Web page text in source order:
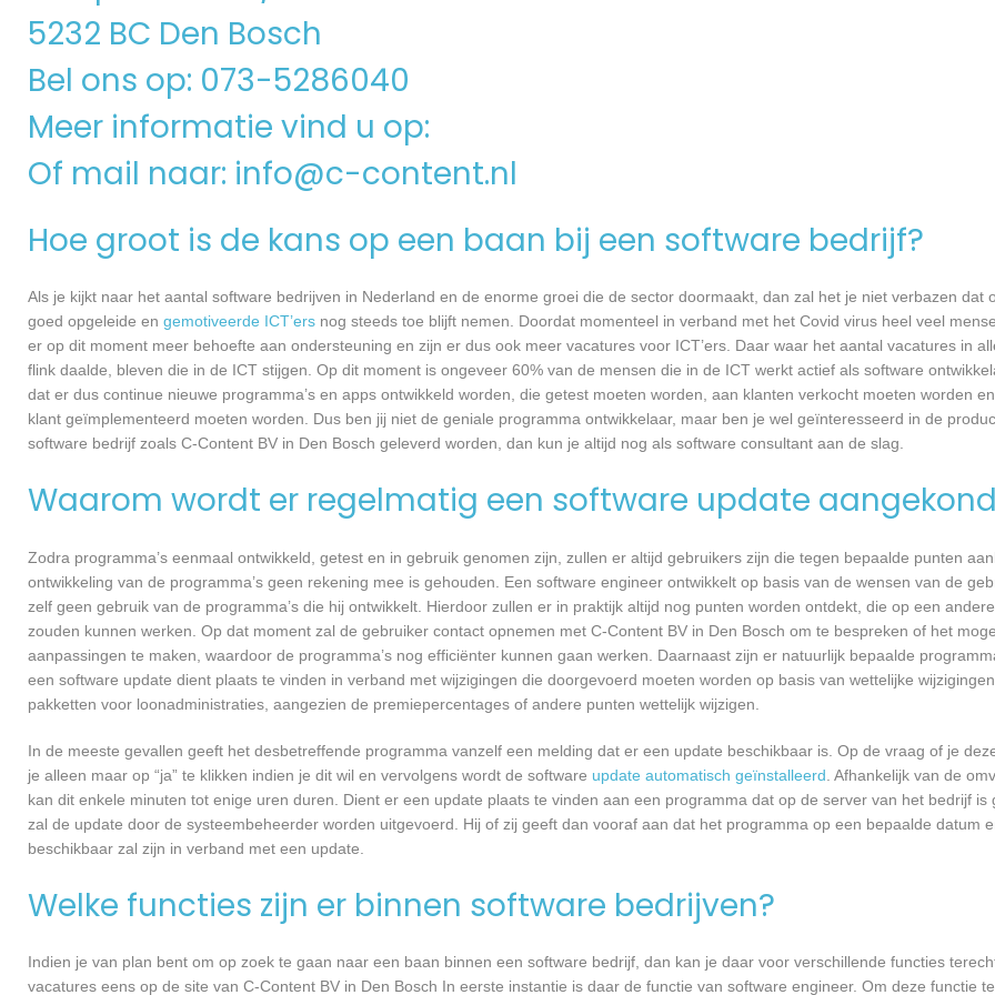
5232 BC Den Bosch
Bel ons op: 073-5286040
Meer informatie vind u op:
Of mail naar: info@c-content.nl
Hoe groot is de kans op een baan bij een software bedrijf?
Als je kijkt naar het aantal software bedrijven in Nederland en de enorme groei die de sector doormaakt, dan zal het je niet verbazen dat
goed opgeleide en gemotiveerde ICT’ers nog steeds toe blijft nemen. Doordat momenteel in verband met het Covid virus heel veel
er op dit moment meer behoefte aan ondersteuning en zijn er dus ook meer vacatures voor ICT’ers. Daar waar het aantal vacatures in
flink daalde, bleven die in de ICT stijgen. Op dit moment is ongeveer 60% van de mensen die in de ICT werkt actief als software
dat er dus continue nieuwe programma’s en apps ontwikkeld worden, die getest moeten worden, aan klanten verkocht moeten worden
klant geïmplementeerd moeten worden. Dus ben jij niet de geniale programma ontwikkelaar, maar ben je wel geïnteresseerd in de
software bedrijf zoals C-Content BV in Den Bosch geleverd worden, dan kun je altijd nog als software consultant aan de slag.
Waarom wordt er regelmatig een software update
Zodra programma’s eenmaal ontwikkeld, getest en in gebruik genomen zijn, zullen er altijd gebruikers zijn die tegen bepaalde punten
ontwikkeling van de programma’s geen rekening mee is gehouden. Een software engineer ontwikkelt op basis van de wensen van de
zelf geen gebruik van de programma’s die hij ontwikkelt. Hierdoor zullen er in praktijk altijd nog punten worden ontdekt, die op een
zouden kunnen werken. Op dat moment zal de gebruiker contact opnemen met C-Content BV in Den Bosch om te bespreken of het
aanpassingen te maken, waardoor de programma’s nog efficiënter kunnen gaan werken. Daarnaast zijn er natuurlijk bepaalde
een software update dient plaats te vinden in verband met wijzigingen die doorgevoerd moeten worden op basis van wettelijke
pakketten voor loonadministraties, aangezien de premiepercentages of andere punten wettelijk wijzigen.
In de meeste gevallen geeft het desbetreffende programma vanzelf een melding dat er een update beschikbaar is. Op de vraag of je
je alleen maar op “ja” te klikken indien je dit wil en vervolgens wordt de software update automatisch geïnstalleerd . Afhankelijk van de
kan dit enkele minuten tot enige uren duren. Dient er een update plaats te vinden aan een programma dat op de server van het bedrijf is
zal de update door de systeembeheerder worden uitgevoerd. Hij of zij geeft dan vooraf aan dat het programma op een bepaalde datum
beschikbaar zal zijn in verband met een update.
Welke functies zijn er binnen software bedrijven?
Indien je van plan bent om op zoek te gaan naar een baan binnen een software bedrijf, dan kan je daar voor verschillende functies
vacatures eens op de site van C-Content BV in Den Bosch In eerste instantie is daar de functie van software engineer. Om deze functie